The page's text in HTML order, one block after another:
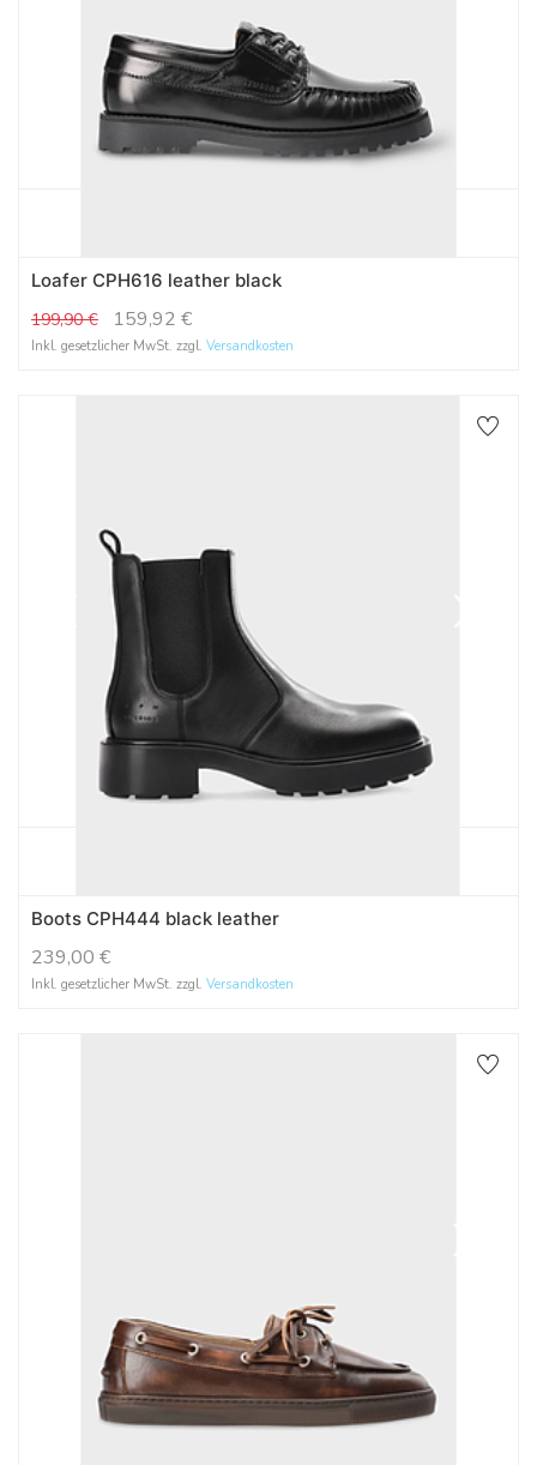
Loafer CPH616 leather black
199,90€ 159,92 €
Inkl. gesetzlicher MwSt. zzgl. Versandkosten
Boots CPH444 black leather
239,00 €
Inkl. gesetzlicher MwSt. zzgl. Versandkosten